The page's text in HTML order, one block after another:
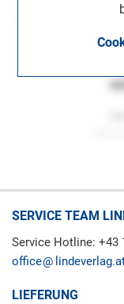
SERVICE TEAM
Service Hotline: +43
office
LIEFERUNG